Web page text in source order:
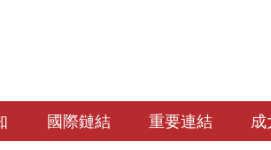
國際鏈結 重要連結 成